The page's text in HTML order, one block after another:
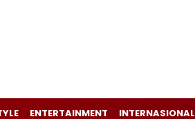
ENTERTAINMENT INTERNASIONAL